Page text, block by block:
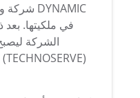
ENERGY في ملكيتها. بعد
الشركة
(TECHNOSERVE)